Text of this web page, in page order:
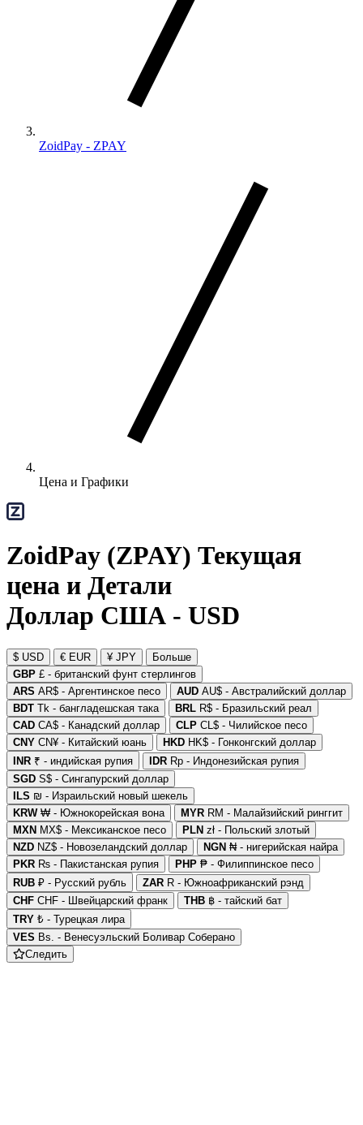
ZoidPay - ZPAY
Цена и Графики
ZoidPay (ZPAY) Текущая
цена и Детали
Доллар США - USD
$ USD € EUR ¥ JPY
Больше
GBP £ - британский фунт стерлингов
ARS AR$ - Аргентинское песо AUD AU$ - Австралийский доллар
BDT Tk - бангладешская така BRL R$ - Бразильский реал
CAD CA$ - Канадский доллар CLP CL$ - Чилийское песо
CNY CN¥ - Китайский юань HKD HK$ - Гонконгский доллар
INR ₹ - индийская рупия IDR Rp - Индонезийская рупия
SGD S$ - Сингапурский доллар
ILS ₪ - Израильский новый шекель
KRW₩ - Южнокорейская вона MYR RM - Малайзийский ринггит
MXN MX$ - Мексиканское песо PLN zł - Польский злотый
NZD NZ$ - Новозеландский доллар NGN ₦ - нигерийская найра
PKR ₨ - Пакистанская рупия PHP ₱ - Филиппинское песо
RUB ₽ - Русский рубль ZAR R - Южноафриканский рэнд
CHF CHF - Швейцарский франк THB ฿ - тайский бат
TRY ₺ - Турецкая лира
VES Bs. - Венесуэльский Боливар Соберано
Следить